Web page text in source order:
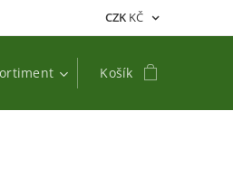
CZK KČ
Košík